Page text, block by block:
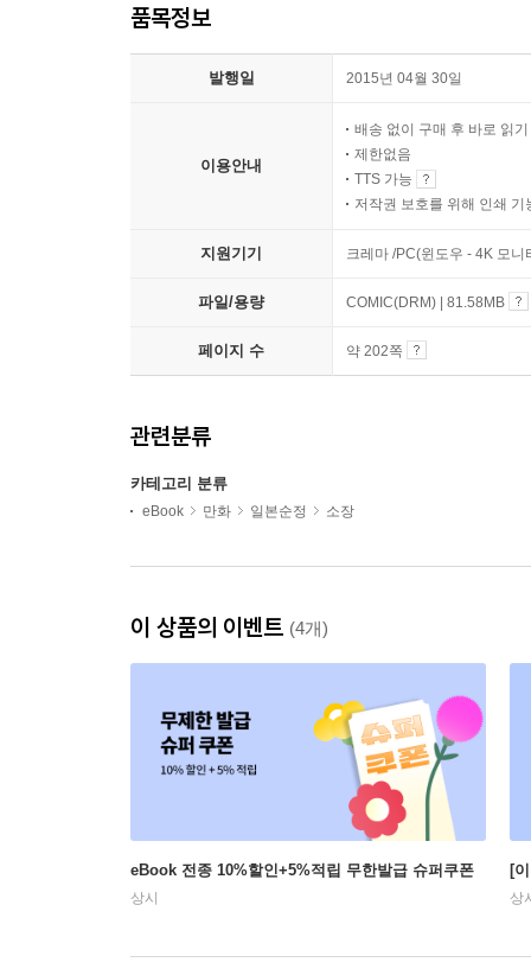
품목정보
발행일 2015년 04월 30일
이용안내
배송 없이 구매 후 바로 읽기
제한없음
TTS 가능
저작권 보호를 위해 인쇄 기
지원기기 크레마 /PC(윈도우 - 4K 모
파일/용량 COMIC(DRM) | 81.58MB
페이지 수 약 202쪽
관련분류
카테고리 분류
eBook 만화 일본순정 소장
이 상품의 이벤트 (4개)
eBook 전종 10%할인+5%적립 무한발급 슈퍼쿠폰
상시
[
상